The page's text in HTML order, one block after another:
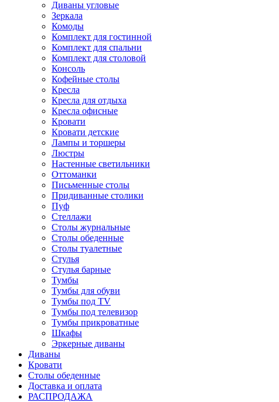
Диваны угловые
Зеркала
Комоды
Комплект для гостинной
Комплект для спальни
Комплект для столовой
Консоль
Кофейные столы
Кресла
Кресла для отдыха
Кресла офисные
Кровати
Кровати детские
Лампы и торшеры
Люстры
Настенные светильники
Оттоманки
Письменные столы
Придиванные столики
Пуф
Стеллажи
Столы журнальные
Столы обеденные
Столы туалетные
Стулья
Стулья барные
Тумбы
Тумбы для обуви
Тумбы под TV
Тумбы под телевизор
Тумбы прикроватные
Шкафы
Эркерные диваны
Диваны
Кровати
Столы обеденные
Доставка и оплата
РАСПРОДАЖА